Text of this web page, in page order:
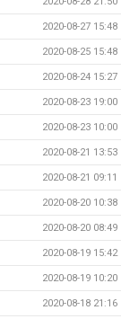
2020-08-27 15:48
2020-08-25 15:48
2020-08-24 15:27
2020-08-23 19:00
2020-08-23 10:00
2020-08-21 13:53
2020-08-21 09:11
2020-08-20 10:38
2020-08-20 08:49
2020-08-19 15:42
2020-08-19 10:20
2020-08-18 21:16